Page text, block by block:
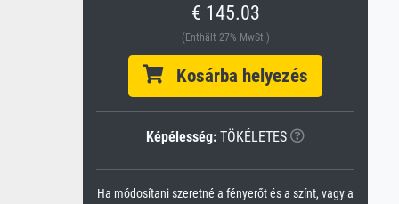
€ 145.03
(Enthält 27% MwSt.)
Kosárba helyezés
Képélesség: TÖKÉLETES
Ha módosítani szeretné a fényerőt és a színt, vagy a